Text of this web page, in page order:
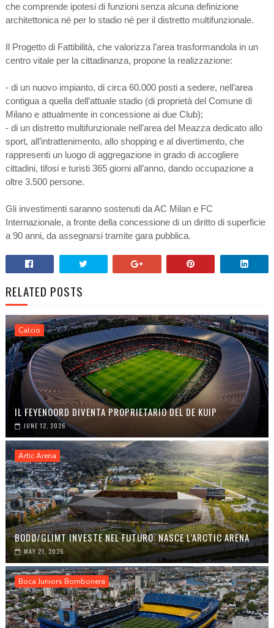
che comprende ipotesi di funzioni senza alcuna definizione
architettonica né per lo stadio né per il distretto multifunzionale.
Il Progetto di Fattibilità, che valorizza l’area trasformandola in un
centro vitale per la cittadinanza, propone la realizzazione:
- di un nuovo impianto, di circa 60.000 posti a sedere, nell’area
contigua a quella dell’attuale stadio (di proprietà del Comune di
Milano e attualmente in concessione ai due Club);
- di un distretto multifunzionale nell’area del Meazza dedicato allo
sport, all’intrattenimento, allo shopping e al divertimento, che
rappresenti un luogo di aggregazione in grado di accogliere
cittadini, tifosi e turisti 365 giorni all’anno, dando occupazione a
oltre 3.500 persone.
Gli investimenti saranno sostenuti da AC Milan e FC
Internazionale, a fronte della concessione di un diritto di superficie
a 90 anni, da assegnarsi tramite gara pubblica.
RELATED POSTS
Calcio
IL FEYENOORD DIVENTA PROPRIETARIO DEL DE KUIP
JUNE 12, 2026
Artic Arena
BODØ/GLIMT INVESTE NEL FUTURO: NASCE L’ARCTIC ARENA
MAY 21, 2026
Boca Juniors Bombonera